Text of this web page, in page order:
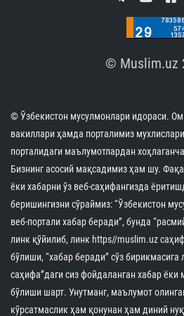
© Muslim.uz
© Ўзбекистон мусулмонлари идораси.
вакиллари ҳамда порталимиз
порталидаги маълумотлардан
Бизнинг асосий мақсадимиз ҳам шу.
ёки хабарни ўз веб-саҳифангизда
беришингизни сўраймиз: “Ўзбекистон
веб-портали хабар беради”, бунда
линк қўйилиб, линк https//muslim.uz
бўлиши, “хабар беради” сўз бирикмасига
саҳифа”даги сиз фойдаланган хабар ёки
бўлиши шарт. Унутманг, маълумот
кўрсатмаслик ҳам қонунан ҳам диний